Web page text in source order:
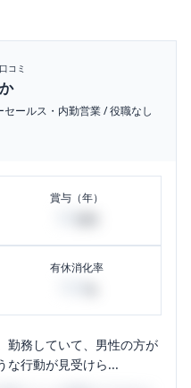
コミ
セールス・内勤営業/役職なし
賞与（年）
有休消化率
勤務していて、男性の方が
な行動が見受けら...